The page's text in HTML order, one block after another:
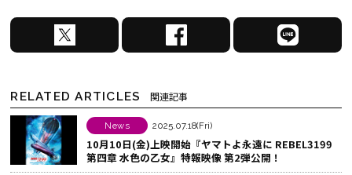
X
で
ア
F
a
b
o
o
k
L
I
ェ
ア
RELATED ARTICLES 関連記事
News 2025.07.18(Fri)
10月10日(金)上映開始『ヤマトよ永遠に REBEL3199
第四章 水色の乙女』特報映像 第2弾公開！